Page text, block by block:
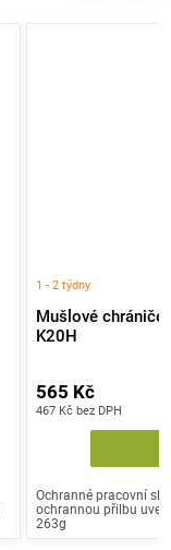
Mušlové chrániče
K20H
1 - 2 týdny
467 Kč bez DPH
565 Kč
Ochranné pracovní
ochrannou přilbu uvex
263g